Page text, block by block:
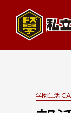
OVERVIEW
学園生活